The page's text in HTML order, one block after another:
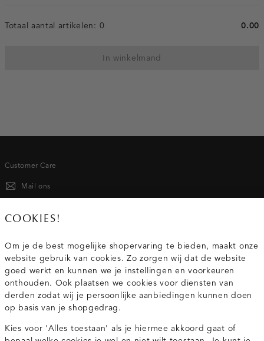
Totaal aantal artikelen: 0 0.00
In winkelmand
Customer Care
Mail ons
Service
Wij zijn Costes
Topcategorieën voor jou
COOKIES!
Om je de best mogelijke shopervaring te bieden, maakt onze
website gebruik van cookies. Zo zorgen wij dat de website
goed werkt en kunnen we je instellingen en voorkeuren
onthouden. Ook plaatsen we cookies voor diensten van
derden zodat wij je persoonlijke aanbiedingen kunnen doen
op basis van je shopgedrag.
Kies voor 'Alles toestaan' als je hiermee akkoord gaat of